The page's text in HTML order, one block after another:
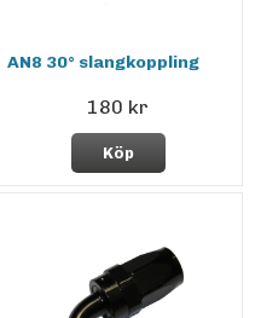
AN8 30° slangkoppling
180 kr
Köp